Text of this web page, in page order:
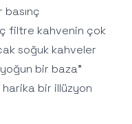
filtre kahvenin çok
soğuk kahveler
bir baza"
bir illüzyon